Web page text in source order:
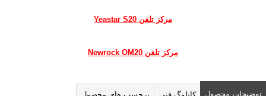
مرکز تلفن Yeastar S20
مرکز تلفن Newrock OM20
توضیحات محصول